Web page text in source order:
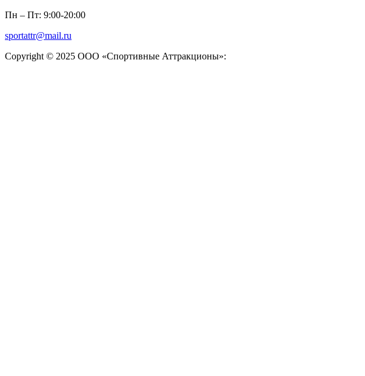
Пн – Пт: 9:00-20:00
sportattr@mail.ru
Copyright © 2025 ООО «Спортивные Аттракционы»: